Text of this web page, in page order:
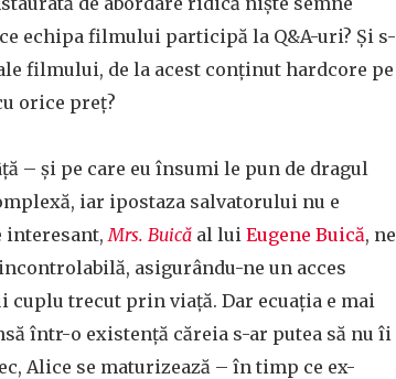
echipa filmului participă la Q&A-uri? Și s-
filmului, de la acest conținut hardcore pe
orice preț?
– și pe care eu însumi le pun de dragul
iar ipostaza salvatorului nu e
interesant, Mrs. Buică al lui Eugene Buică, ne
asigurându-ne un acces
trecut prin viață. Dar ecuația e mai
într-o existență căreia s-ar putea să nu îi
Alice se maturizează – în timp ce ex-